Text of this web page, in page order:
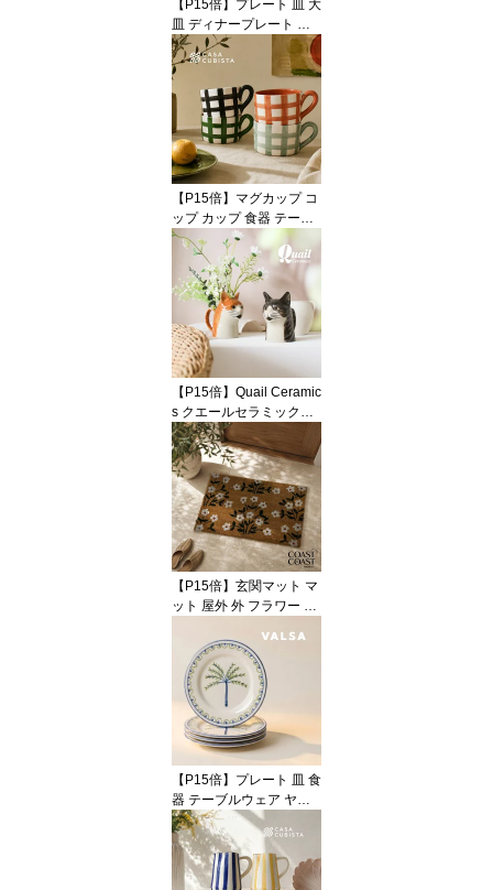
ンドメイド VALSA HOM
E
【P15倍】プレート 皿 大
皿 ディナープレート ラ
ージ 大判 食器 テーブル
ウェア ウェーブ 花びら
フラワー セラミック 陶
器 ホワイト 白 ブラック
黒 おしゃれ かわいい モ
ダン 海外インテリア 輸
入 インポート 直輸入 ギ
フト 輸入食器オブジェ
インテリア Coast to Coa
st
【P15倍】マグカップ コ
ップ カップ 食器 テーブ
ルウェア ジオメトリック
幾何学 格子柄 チェック
グリーン 緑 ブラック 黒
ブルー 青 カラフル 陶器
テラコッタ ハンドメイド
ポップ おしゃれ かわい
い 輸入 インポート 海外
インテリア ギフト
【P15倍】Quail Ceramic
s クエールセラミックス
英国ブランド ネコ ジャ
グ ミディアム 陶器 北欧
かわいい おしゃれ ピッ
チャー ジャグ 花瓶 フラ
ワーベース キャット 猫
ねこ 動物 アニマル イン
テリア プレゼント ギフ
ト 誕生日 記念日 海外イ
ンテリア
【P15倍】玄関マット マ
ット 屋外 外 フラワー 花
ヤー ナチュラル ブラウ
ン ホワイト グリーン 50
x80 大判 大きい ラージ
おしゃれ かわいい 海外
インテリア 輸入 インポ
ート 直輸入 ギフト イン
テリア Coast to Coast
【P15倍】プレート 皿 食
器 テーブルウェア ヤシ
の木 ボタニカル 1枚 4枚
セット リーフ ホワイト
ブルー 陶器 アースンウ
ェア 22cm ハンドメイド